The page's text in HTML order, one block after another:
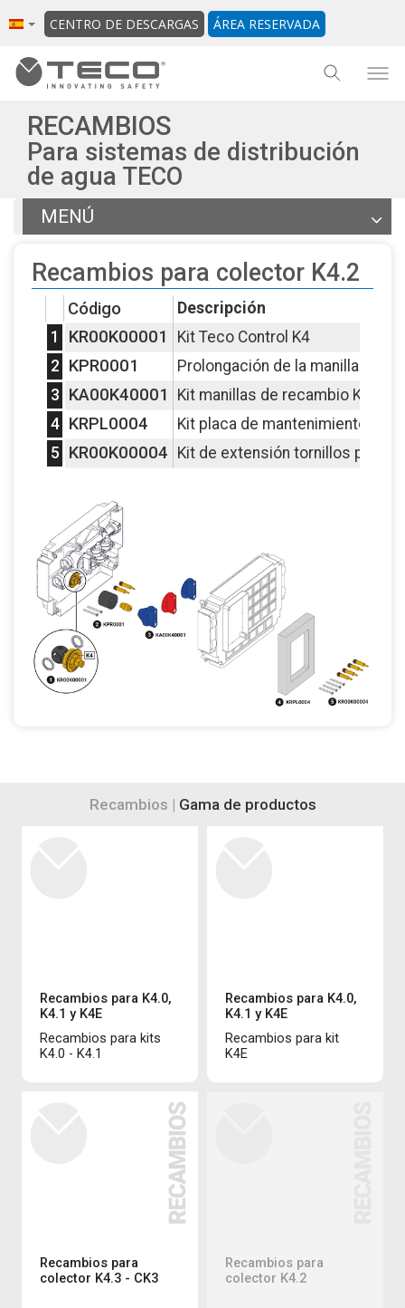
CENTRO DE DESCARGAS ÁREA RESERVADA
RECAMBIOS
Para sistemas de distribución
de agua TECO
MENÚ
Documentación
Otros productos de la gama
Volver a la pestaña general
Recambios para colector K4.2
Código
Descripción
1
KR00K00001
Kit Teco Control K4
2 KPR0001
Prolongación de la manilla de
3 KA00K40001
Kit manillas de recambio K4.2
4 KRPL0004
Kit placa de mantenimiento
5 KR00K00004 Kit de extensión tornillos placas
Recambios | Gama de productos
Recambios para K4.0,
K4.1 y K4E
Recambios para kits
K4.0 - K4.1
Recambios para K4.0,
K4.1 y K4E
Recambios para kit
K4E
Recambios para
colector K4.3 - CK3
Recambios para
colector K4.2